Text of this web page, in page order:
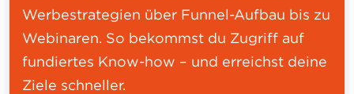
Werbestrategien über Funnel-Aufbau bis zu
Webinaren. So bekommst du Zugriff auf
fundiertes Know-how – und erreichst deine
Ziele schneller.